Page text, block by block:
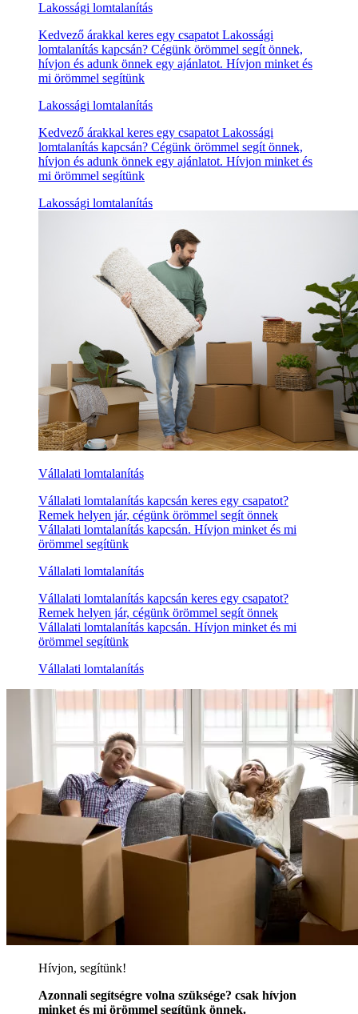
Lakossági lomtalanítás
Kedvező árakkal keres egy csapatot Lakossági
lomtalanítás kapcsán? Cégünk örömmel segít önnek,
hívjon és adunk önnek egy ajánlatot. Hívjon minket és
mi örömmel segítünk
Lakossági lomtalanítás
Kedvező árakkal keres egy csapatot Lakossági
lomtalanítás kapcsán? Cégünk örömmel segít önnek,
hívjon és adunk önnek egy ajánlatot. Hívjon minket és
mi örömmel segítünk
Lakossági lomtalanítás
Vállalati lomtalanítás
Vállalati lomtalanítás kapcsán keres egy csapatot?
Remek helyen jár, cégünk örömmel segít önnek
Vállalati lomtalanítás kapcsán. Hívjon minket és mi
örömmel segítünk
Vállalati lomtalanítás
Vállalati lomtalanítás kapcsán keres egy csapatot?
Remek helyen jár, cégünk örömmel segít önnek
Vállalati lomtalanítás kapcsán. Hívjon minket és mi
örömmel segítünk
Vállalati lomtalanítás
Hívjon, segítünk!
Azonnali segítségre volna szüksége? csak hívjon
minket és mi örömmel segítünk önnek.